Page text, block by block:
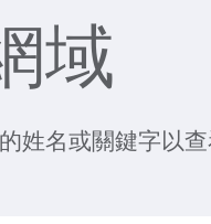
域
姓名或關鍵字以查